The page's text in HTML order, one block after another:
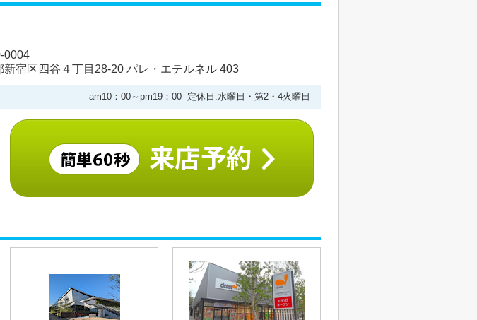
0004
新宿区四谷４丁目28-20 パレ・エテルネル 403
am10：00～pm19：00 定休日:水曜日・第2・4火曜日